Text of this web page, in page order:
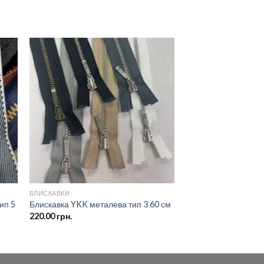
5
Додати
списку
бажань
БЛИСКАВКИ
Блискавка YKK металева тип 3 60 см
220.00грн.